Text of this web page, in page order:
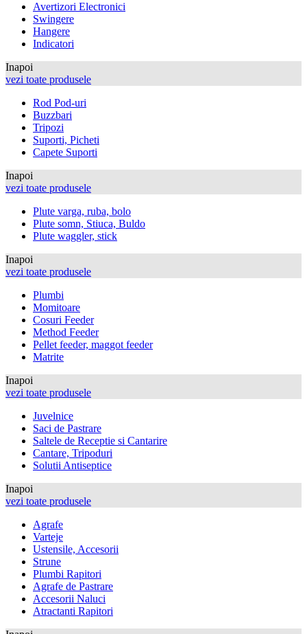
Avertizori Electronici
Swingere
Hangere
Indicatori
Inapoi
vezi toate produsele
Rod Pod-uri
Buzzbari
Tripozi
Suporti, Picheti
Capete Suporti
Inapoi
vezi toate produsele
Plute varga, ruba, bolo
Plute somn, Stiuca, Buldo
Plute waggler, stick
Inapoi
vezi toate produsele
Plumbi
Momitoare
Cosuri Feeder
Method Feeder
Pellet feeder, maggot feeder
Matrite
Inapoi
vezi toate produsele
Juvelnice
Saci de Pastrare
Saltele de Receptie si Cantarire
Cantare, Tripoduri
Solutii Antiseptice
Inapoi
vezi toate produsele
Agrafe
Varteje
Ustensile, Accesorii
Strune
Plumbi Rapitori
Agrafe de Pastrare
Accesorii Naluci
Atractanti Rapitori